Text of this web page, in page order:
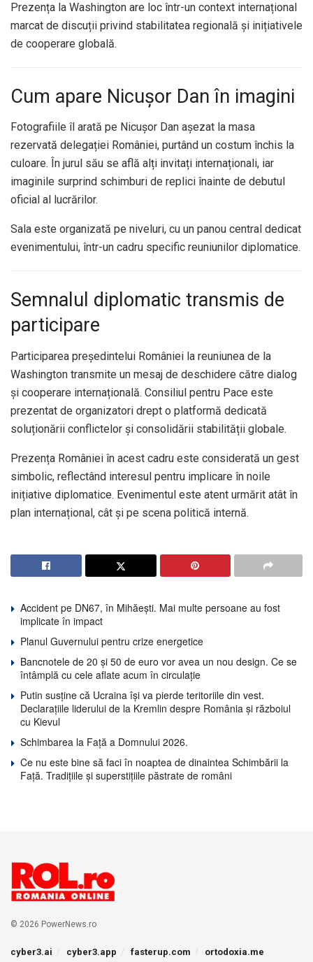
Prezența la Washington are loc într-un context internațional
marcat de discuții privind stabilitatea regională și inițiativele
de cooperare globală.
Cum apare Nicușor Dan în imagini
Fotografiile îl arată pe Nicușor Dan așezat la masa
rezervată delegației României, purtând un costum închis la
culoare. În jurul său se află alți invitați internaționali, iar
imaginile surprind schimburi de replici înainte de debutul
oficial al lucrărilor.
Sala este organizată pe niveluri, cu un panou central dedicat
evenimentului, într-un cadru specific reuniunilor diplomatice.
Semnalul diplomatic transmis de
participare
Participarea președintelui României la reuniunea de la
Washington transmite un mesaj de deschidere către dialog
și cooperare internațională. Consiliul pentru Pace este
prezentat de organizatori drept o platformă dedicată
soluționării conflictelor și consolidării stabilității globale.
Prezența României în acest cadru este considerată un gest
simbolic, reflectând interesul pentru implicare în noile
inițiative diplomatice. Evenimentul este atent urmărit atât în
plan internațional, cât și pe scena politică internă.
Accident pe DN67, în Mihăești. Mai multe persoane au fost
implicate în impact
Planul Guvernului pentru crize energetice
Bancnotele de 20 și 50 de euro vor avea un nou design. Ce se
întâmplă cu cele aflate acum în circulație
Putin susține că Ucraina își va pierde teritoriile din vest.
Declarațiile liderului de la Kremlin despre România și războiul
cu Kievul
Schimbarea la Față a Domnului 2026.
Ce nu este bine să faci în noaptea de dinaintea Schimbării la
Față. Tradițiile și superstițiile păstrate de români
© 2026 PowerNews.ro
cyber3.ai cyber3.app fasterup.com ortodoxia.me